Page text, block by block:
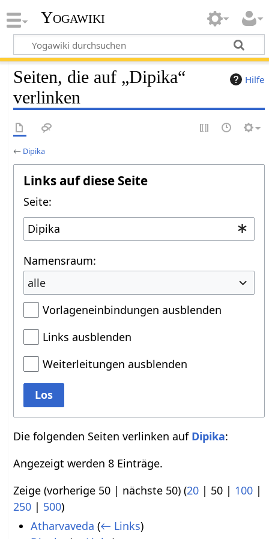
Yogawiki
Hilfe
Seiten, die auf „Dipika“
verlinken
← Dipika
Links auf diese Seite
Seite:
Namensraum:
alle
Vorlageneinbindungen ausblenden
Links ausblenden
Weiterleitungen ausblenden
Los
Die folgenden Seiten verlinken auf Dipika:
Angezeigt werden 8 Einträge.
Zeige (vorherige 50 | nächste 50) (20 | 50 | 100 |
250 | 500)
Atharvaveda (← Links)